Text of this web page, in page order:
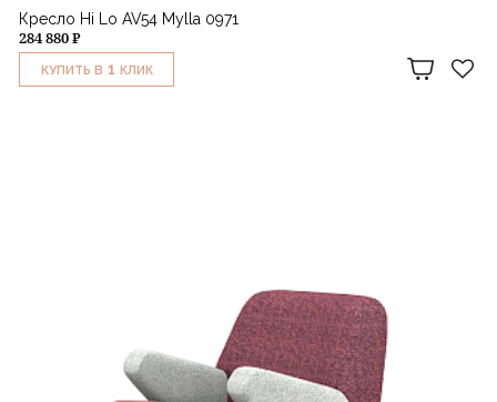
Кресло Hi Lo AV54 Mylla 0971
284 880 ₽
КУПИТЬ В 1 КЛИК